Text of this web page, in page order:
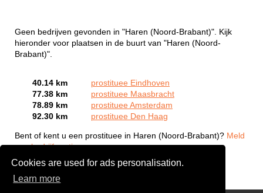
Cookies are used for ads personalisation.
Learn more
Geen bedrijven gevonden in "Haren (Noord-Brabant)". Kijk
hieronder voor plaatsen in de buurt van "Haren (Noord-
Brabant)".
40.14 km
prostituee Eindhoven
77.38 km
prostituee Maasbracht
78.89 km
prostituee Amsterdam
92.30 km
prostituee Den Haag
Bent of kent u een prostituee in Haren (Noord-Brabant)? Meld
een bedrijf gratis aan